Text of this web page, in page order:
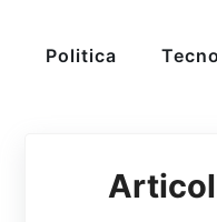
Politica